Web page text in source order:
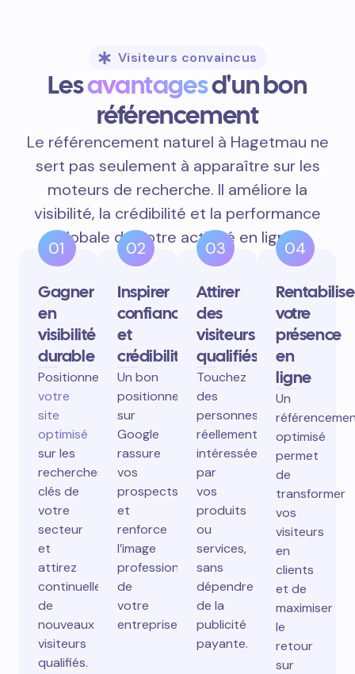
Visiteurs convaincus
Lesavantagesd'un bon
référencement
Le référencement naturel à Hagetmau ne
sert pas seulement à apparaître sur les
moteurs de recherche. Il améliore la
visibilité, la crédibilité et la performance
globale de votre activité en ligne.
01
Gagner
en
visibilité
durable
Positionnez
votre
site
optimisé
sur les
recherches
clés de
votre
secteur
et
attirez
continuellement
de
nouveaux
visiteurs
qualifiés.
02
Inspirer
confiance
et
crédibilité
Un bon
positionnement
sur
Google
rassure
vos
prospects
et
renforce
l’image
professionnelle
de
votre
entreprise.
03
Attirer
des
visiteurs
qualifiés
Touchez
des
personnes
réellement
intéressées
par
vos
produits
ou
services,
sans
dépendre
de la
publicité
payante.
04
votre
présence
en
ligne
Un
optimisé
permet
de
transformer
vos
visiteurs
en
clients
et de
maximiser
le
retour
sur